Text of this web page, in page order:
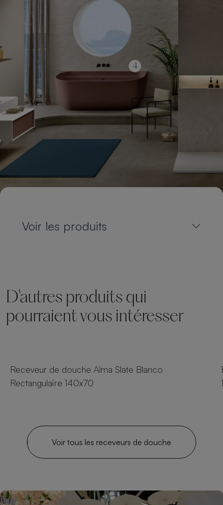
Voir les produits
D'autres produits qui
pourraient vous intéresser
Receveur de douche Alma Slate Blanco
Rectangulaire 140x70
Voir tous les receveurs de douche